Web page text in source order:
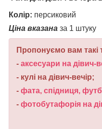
Колір: персиковий
Ціна вказана за 1 штуку
Пропонуємо вам такі
- аксесуари на дівич-
- кулі на дівич-вечір;
- фата, спідниця,
- фотобутафорія на